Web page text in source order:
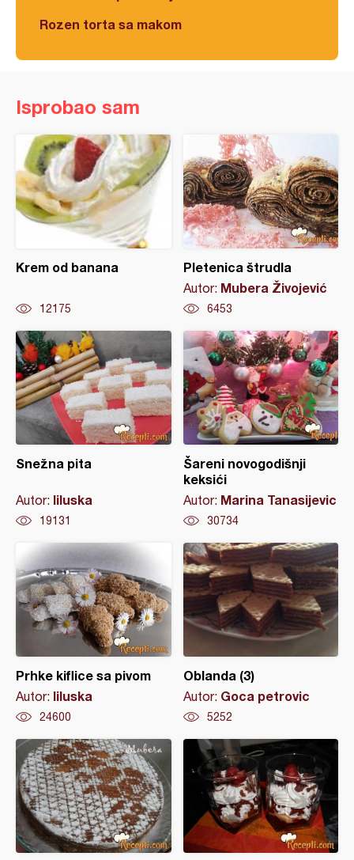
Rozen torta sa makom
Isprobao sam
Krem od banana
12175
Pletenica štrudla
Autor: Mubera Živojević
6453
Snežna pita
Autor: liluska
19131
Šareni novogodišnji
keksići
Autor: Marina Tanasijevic
30734
Prhke kiflice sa pivom
Autor: liluska
24600
Oblanda (3)
Autor: Goca petrovic
5252